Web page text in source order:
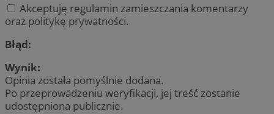
Akceptuję regulamin zamieszczania komentarzy
oraz politykę prywatności.
Błąd:
Wynik:
Opinia została pomyślnie dodana.
Po przeprowadzeniu weryfikacji, jej treść zostanie
udostępniona publicznie.